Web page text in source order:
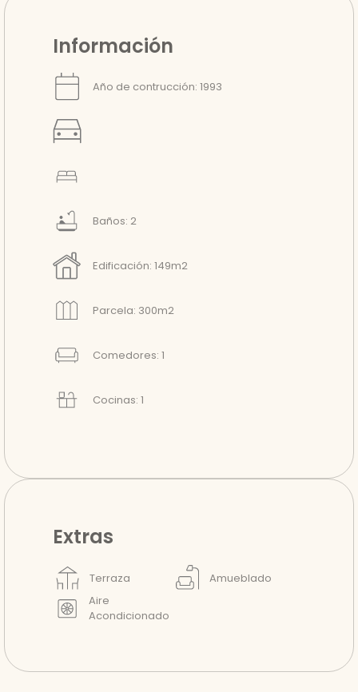
Información
Año de contrucción: 1993
Baños: 2
Edificación: 149m2
Parcela: 300m2
Comedores: 1
Cocinas: 1
Extras
Terraza
Amueblado
Aire
Acondicionado